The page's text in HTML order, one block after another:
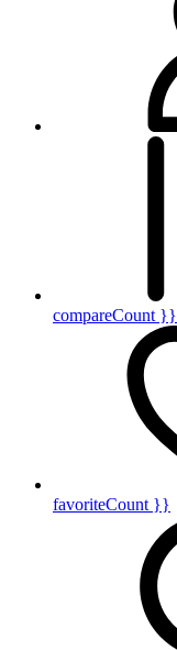
compareCount }}
favoriteCount }}